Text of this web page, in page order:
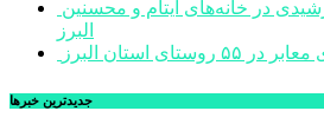
البرز
استان البرز
جديدترين خبرها